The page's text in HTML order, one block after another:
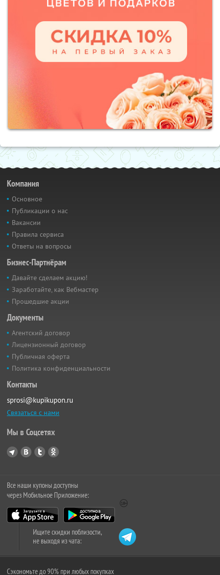
Компания
Основное
Публикации о нас
Вакансии
Правила сервиса
Ответы на вопросы
Бизнес-Партнёрам
Давайте сделаем акцию!
Заработайте, как Вебмастер
Прошедшие акции
Документы
Агентский договор
Лицензионный договор
Публичная оферта
Политика конфиденциальности
Контакты
sprosi@kupikupon.ru
Связаться с нами
Мы в Соцсетях
Все наши купоны доступны
через Мобильное Приложение:
Ищите скидки поблизости,
не выходя из чата:
Сэкономьте до 90% при любых покупках